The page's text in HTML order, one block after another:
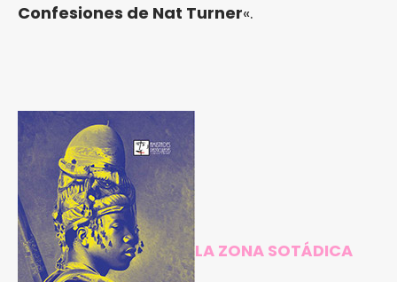
Confesiones de Nat Turner«.
LA ZONA SOTÁDICA